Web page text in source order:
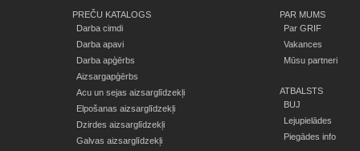
PREČU KATALOGS
Darba cimdi
Darba apavi
Darba apģērbs
Aizsargapģērbs
Acu un sejas aizsarglīdzekļi
Elpošanas aizsarglīdzekļi
Dzirdes aizsarglīdzekļi
Galvas aizsarglīdzekļi
PAR MUMS
Par GRIF
Vakances
Mūsu partneri
ATBALSTS
BUJ
Lejupielādes
Piegādes info